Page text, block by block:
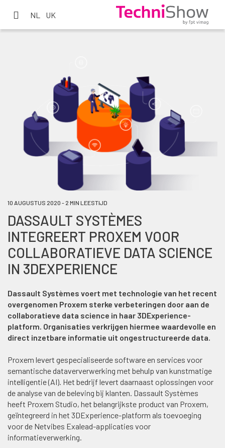
NL UK
10 AUGUSTUS 2020 - 2 MIN LEESTIJD
DASSAULT SYSTÈMES
INTEGREERT PROXEM VOOR
COLLABORATIEVE DATA SCIENCE
IN 3DEXPERIENCE
Dassault Systèmes voert met technologie van het recent
overgenomen Proxem sterke verbeteringen door aan de
collaboratieve data science in haar 3DExperience-
platform. Organisaties verkrijgen hiermee waardevolle en
direct inzetbare informatie uit ongestructureerde data.
Proxem levert gespecialiseerde software en services voor
semantische dataververwerking met behulp van kunstmatige
intelligentie (AI). Het bedrijf levert daarnaast oplossingen voor
de analyse van de beleving bij klanten. Dassault Systèmes
heeft Proxem Studio, het belangrijkste product van Proxem,
geïntegreerd in het 3DExperience-platform als toevoeging
voor de Netvibes Exalead-applicaties voor
informatieverwerking.